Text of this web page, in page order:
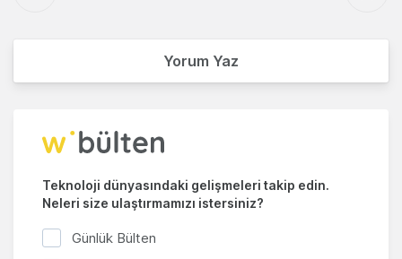
Yorum Yaz
Teknoloji dünyasındaki gelişmeleri takip edin.
Neleri size ulaştırmamızı istersiniz?
Günlük Bülten